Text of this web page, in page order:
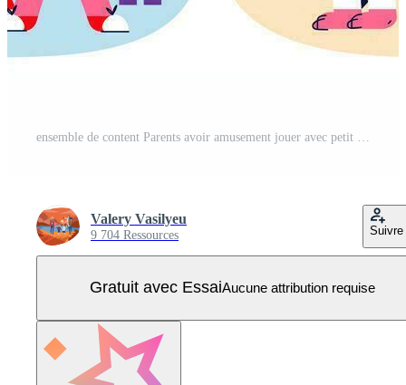
Valery Vasilyeu
9 704 Ressources Suivre
Gratuit avec EssaiAucune attribution requise